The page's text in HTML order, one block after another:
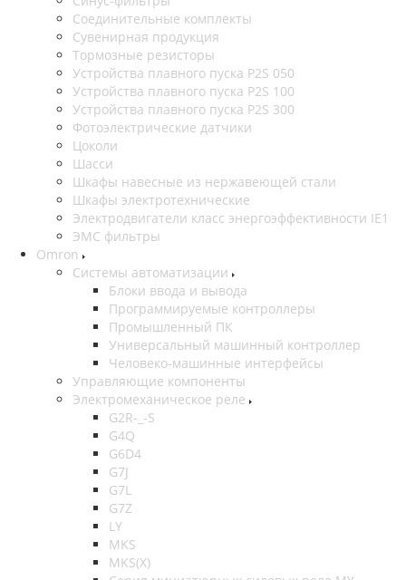
Соединительные комплекты
Сувенирная продукция
Тормозные резисторы
Устройства плавного пуска P2S 050
Устройства плавного пуска P2S 100
Устройства плавного пуска P2S 300
Фотоэлектрические датчики
Цоколи
Шасси
Шкафы навесные из нержавеющей стали
Шкафы электротехнические
Электродвигатели класс энергоэффективности IE1
ЭМС фильтры
Omron
Системы автоматизации
Блоки ввода и вывода
Программируемые контроллеры
Промышленный ПК
Универсальный машинный контроллер
Человеко-машинные интерфейсы
Управляющие компоненты
Электромеханическое реле
G2R-_-S
G4Q
G6D4
G7J
G7L
G7Z
LY
MKS
MKS(X)